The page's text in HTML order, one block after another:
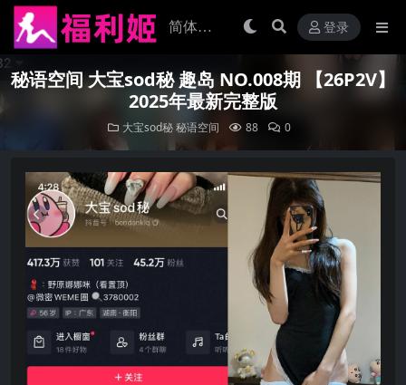
登录
秘语空间 大宝sod秘 趣岛 NO.008期 【26P2V】
2025年最新完整版
大宝sod秘秘语空间 88 0